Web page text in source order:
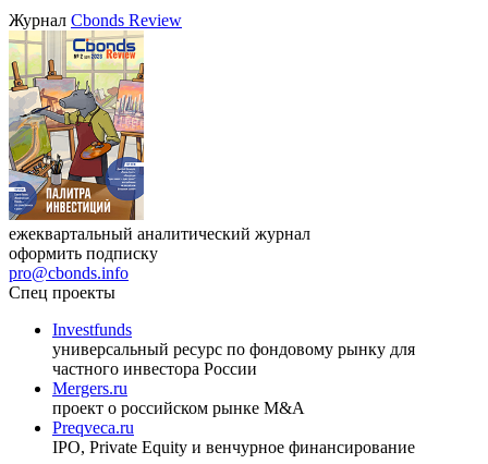
Журнал Cbonds Review
ежеквартальный аналитический журнал
оформить подписку
pro@cbonds.info
Спец проекты
Investfunds
универсальный ресурс по фондовому рынку для
частного инвестора России
Mergers.ru
проект о российском рынке M&A
Preqveca.ru
IPO, Private Equity и венчурное финансирование